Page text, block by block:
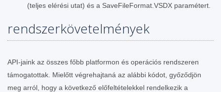
(teljes elérési utat) és a SaveFileFormat.VSDX paramétert.
rendszerkövetelmények
API-jaink az összes főbb platformon és operációs rendszeren
támogatottak. Mielőtt végrehajtaná az alábbi kódot, győződjön
meg arról, hogy a következő előfeltételekkel rendelkezik a